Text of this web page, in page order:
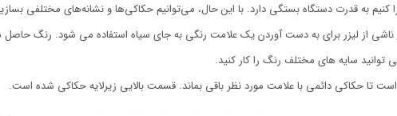
به قدرت دستگاه بستگی دارد. با این حال، می‌توانیم حکاکی‌ها و نشانه‌های مختلفی
ناشی از لیزر برای به دست آوردن یک علامت رنگی به جای سیاه استفاده می شود. رنگ
توانید سایه های مختلف رنگ را کار کنید.
تا حکاکی دائمی با علامت مورد نظر باقی بماند. قسمت بالایی زیرلایه حکاکی شده است.